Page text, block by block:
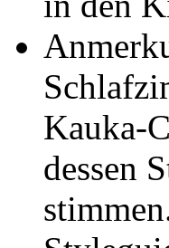
Kauka-
dessen